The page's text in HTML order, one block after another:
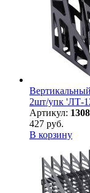
2шт/упк 'ЛТ-
Артикул:
427 руб.
В корзину